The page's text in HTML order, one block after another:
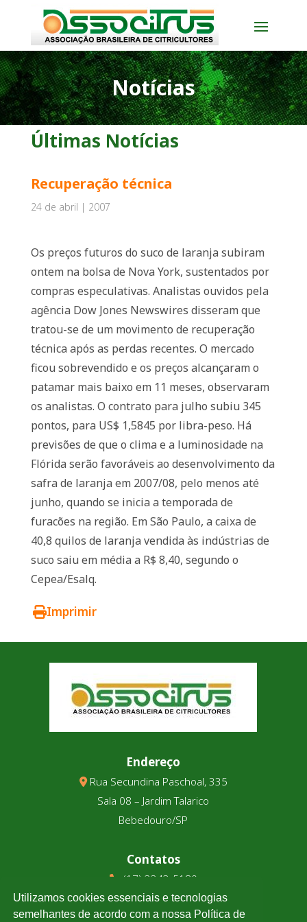
Notícias
Últimas Notícias
Recuperação técnica
24 de abril | 2007
Os preços futuros do suco de laranja subiram
ontem na bolsa de Nova York, sustentados por
compras especulativas. Analistas ouvidos pela
agência Dow Jones Newswires disseram que
tratou-se de um movimento de recuperação
técnica após as perdas recentes. O mercado
ficou sobrevendido e os preços alcançaram o
patamar mais baixo em 11 meses, observaram
os analistas. O contrato para julho subiu 345
pontos, para US$ 1,5845 por libra-peso. Há
previsões de que o clima e a luminosidade na
Flórida serão favoráveis ao desenvolvimento da
safra de laranja em 2007/08, pelo menos até
junho, quando se inicia a temporada de
furacões na região. Em São Paulo, a caixa de
40,8 quilos de laranja vendida às indústrias de
suco saiu em média a R$ 8,40, segundo o
Cepea/Esalq.
Imprimir
Endereço
Rua Secundina Paschoal, 335
Sala 08 – Jardim Talarico
Bebedouro/SP
Contatos
(17) 3343-5180
(17) 99123-9831
Utilizamos cookies essenciais e tecnologias
semelhantes de acordo com a nossa Política de